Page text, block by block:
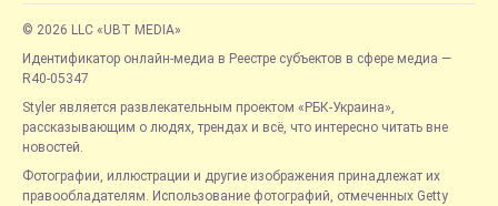
© 2026 LLC «UBT MEDIA»
Идентификатор онлайн-медиа в Реестре субъектов в сфере медиа —
R40-05347
Styler является развлекательным проектом «РБК-Украина»,
рассказывающим о людях, трендах и всё, что интересно читать вне
новостей.
Фотографии, иллюстрации и другие изображения принадлежат их
правообладателям. Использование фотографий, отмеченных Getty